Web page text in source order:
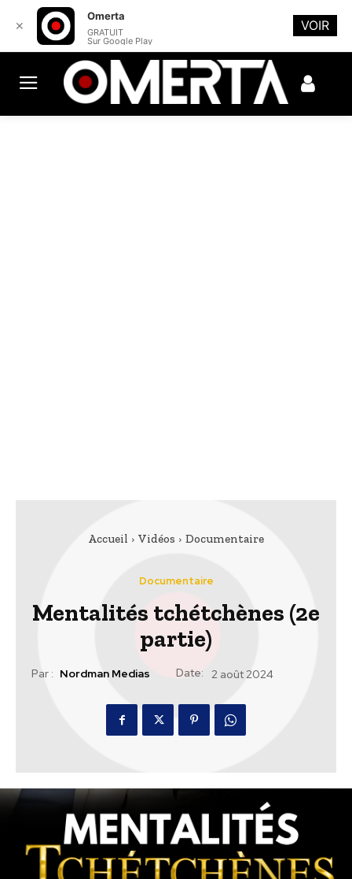
Accueil Vidéos Documentaire
Documentaire
Mentalités tchétchènes (2e
partie)
Par : Nordman Medias Date: 2 août 2024
✕
Omerta
GRATUIT
Sur Google Play
VOIR